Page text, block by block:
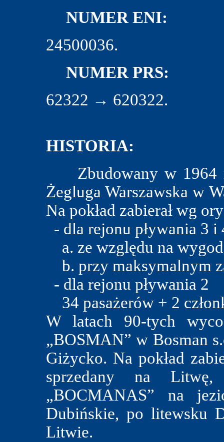
NUMER ENI:
24500036.
NUMER PRS:
62322 → 620322.
HISTORIA:
Zbudowany w 1964 r.
Żegluga Warszawska w
Na pokład zabierał wg
- dla rejonu pływania 3 i
a. ze względu na
b. przy maksymalnym
- dla rejonu pływania 2
34 pasażerów + 2
W latach 90-tych
„BOSMAN” w Bosman
Giżycko. Na pokład
sprzedany na
„BOCMANAS” na
Dubińskie, po litewsku
Litwie.